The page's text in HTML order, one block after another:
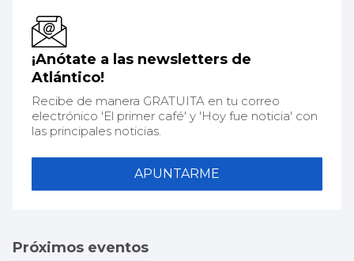
¡Anótate a las newsletters de
Atlántico!
Recibe de manera GRATUITA en tu correo
electrónico 'El primer café' y 'Hoy fue noticia' con
las principales noticias.
APUNTARME
Próximos eventos